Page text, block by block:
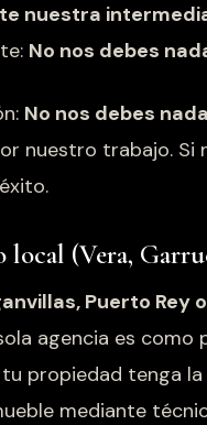
nuestra
No nos debes
No nos debes
nuestro trabajo. Si
local (Vera,
Puerto Rey
agencia es
propiedad tenga
mediante